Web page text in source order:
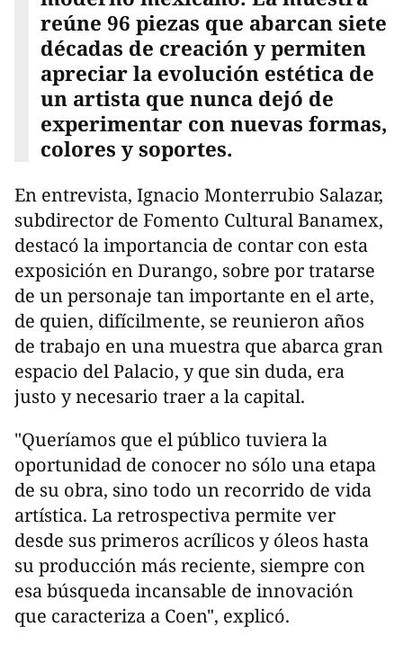
reúne 96 piezas que abarcan siete
décadas de creación y permiten
apreciar la evolución estética de
un artista que nunca dejó de
experimentar con nuevas formas,
colores y soportes.
En entrevista, Ignacio Monterrubio Salazar,
subdirector de Fomento Cultural Banamex,
destacó la importancia de contar con esta
exposición en Durango, sobre por tratarse
de un personaje tan importante en el arte,
de quien, difícilmente, se reunieron años
de trabajo en una muestra que abarca gran
espacio del Palacio, y que sin duda, era
justo y necesario traer a la capital.
"Queríamos que el público tuviera la
oportunidad de conocer no sólo una etapa
de su obra, sino todo un recorrido de vida
artística. La retrospectiva permite ver
desde sus primeros acrílicos y óleos hasta
su producción más reciente, siempre con
esa búsqueda incansable de innovación
que caracteriza a Coen", explicó.